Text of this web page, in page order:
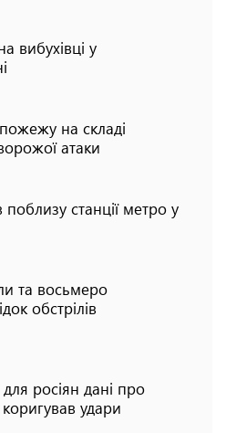
вибухівці у
на складі
атаки
станції метро у
та восьмеро
обстрілів
росіян дані про
коригував удари